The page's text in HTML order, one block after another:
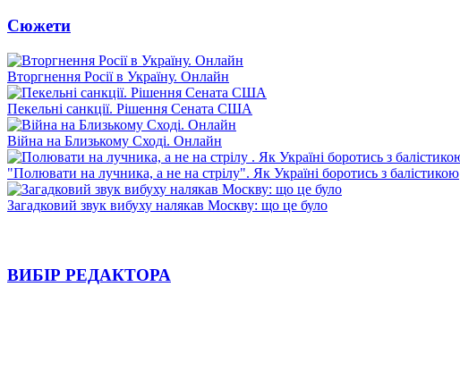
Сюжети
Вторгнення Росії в Україну. Онлайн
Пекельні санкції. Рішення Сената США
Війна на Близькому Сході. Онлайн
"Полювати на лучника, а не на стрілу". Як Україні боротись з балістикою
Загадковий звук вибуху налякав Москву: що це було
ВИБІР РЕДАКТОРА